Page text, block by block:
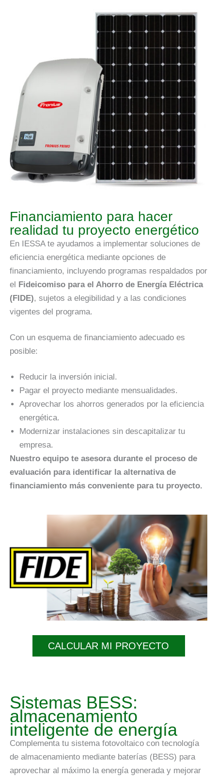
Financiamiento para hacer
realidad tu proyecto energético
En IESSA te ayudamos a implementar soluciones de
eficiencia energética mediante opciones de
financiamiento, incluyendo programas respaldados por
el Fideicomiso para el Ahorro de Energía Eléctrica
(FIDE), sujetos a elegibilidad y a las condiciones
vigentes del programa.
Con un esquema de financiamiento adecuado es
posible:
Reducir la inversión inicial.
Pagar el proyecto mediante mensualidades.
Aprovechar los ahorros generados por la eficiencia
energética.
Modernizar instalaciones sin descapitalizar tu
empresa.
Nuestro equipo te asesora durante el proceso de
evaluación para identificar la alternativa de
financiamiento más conveniente para tu proyecto.
CALCULAR MI PROYECTO
Sistemas BESS:
almacenamiento
inteligente de energía
Complementa tu sistema fotovoltaico con tecnología
de almacenamiento mediante baterías (BESS) para
aprovechar al máximo la energía generada y mejorar